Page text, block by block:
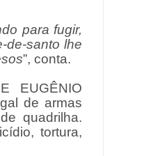
para fugir,
de-santo lhe
”, conta.
EUGÊNIO
de armas
quadrilha.
tortura,